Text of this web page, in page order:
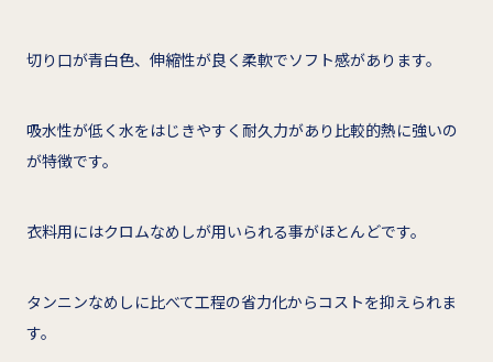
切り口が青白色、伸縮性が良く柔軟でソフト感があります。
吸水性が低く水をはじきやすく耐久力があり比較的熱に強いの
が特徴です。
衣料用にはクロムなめしが用いられる事がほとんどです。
タンニンなめしに比べて工程の省力化からコストを抑えられま
す。